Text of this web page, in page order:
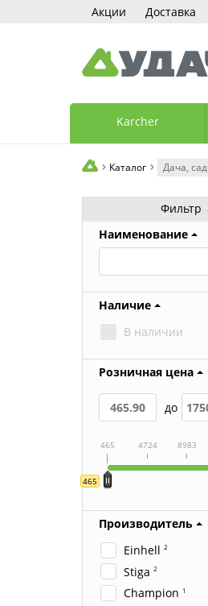
Акции Доставка
Karcher
Каталог Дача, сад
Фильтр
Наименование
Наличие
В наличии
Розничная цена
до
465
465 4724 8983
Производитель
Einhell 2
Stiga 2
Champion 1